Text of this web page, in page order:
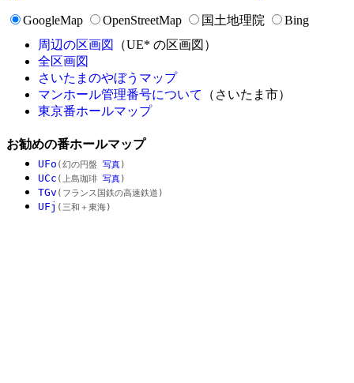
GoogleMap OpenStreetMap 国土地理院
Bing
周辺の区画図
（UE* の区画図）
全区画図
さいたまのやぼうマップ
マンホール管理番号について
（さいたま市）
東京番ホールマップ
お勧めの番ホールマップ
UFo (幻の円盤 写真)
UCc (上島珈琲 写真)
TGv (フランス国鉄の高速鉄道)
UFj (三和＋東海)